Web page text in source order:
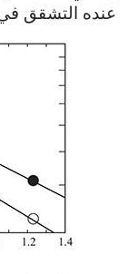
عنده التشقق